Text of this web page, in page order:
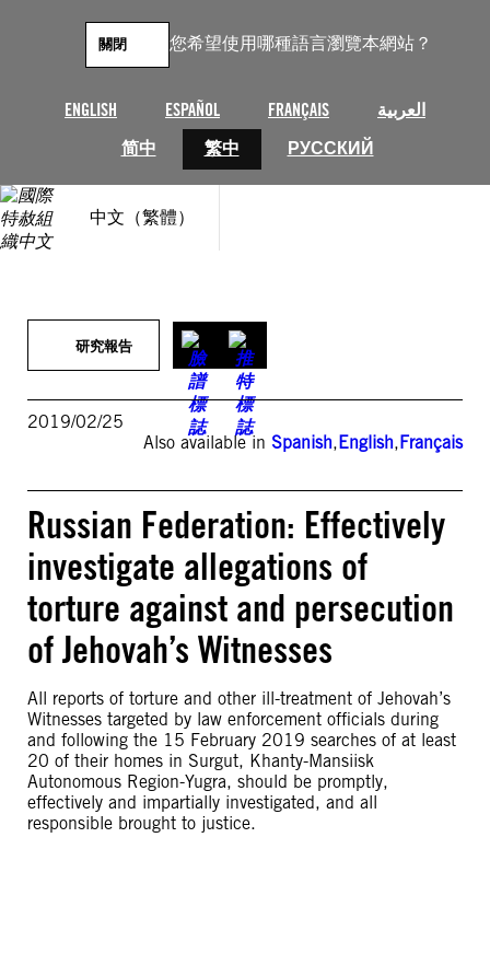
您希望使用哪種語言瀏覽本網站？
ENGLISH ESPAÑOL FRANÇAIS
العربية
简中
繁中 РУССКИЙ
關閉
中文（繁體）
研究報告
2019/02/25
Also available in Spanish,English,Français
Russian Federation: Effectively
investigate allegations of
torture against and persecution
of Jehovah’s Witnesses
All reports of torture and other ill-treatment of Jehovah’s
Witnesses targeted by law enforcement officials during
and following the 15 February 2019 searches of at least
20 of their homes in Surgut, Khanty-Mansiisk
Autonomous Region-Yugra, should be promptly,
effectively and impartially investigated, and all
responsible brought to justice.